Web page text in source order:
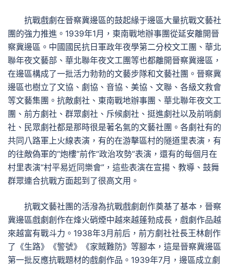
抗戰戲劇在晉察冀邊區的鼓起緣于邊區大量抗戰文藝社
團的強力推進。1939年1月，東南戰地辦事團從延安離開晉
察冀邊區。中國國民抗日軍政年夜學第二分校文工團、華北
聯年夜文藝部、華北聯年夜文工團等也都離開晉察冀邊區，
在邊區構成了一批活力勃勃的文藝步隊和文藝社團。晉察冀
邊區也樹立了文協、劇協、音協、美協、文聯、各級文救會
等文藝集團。抗敵劇社、東南戰地辦事團、華北聯年夜文工
團、前方劇社、群眾劇社、斥候劇社、挺進劇社以及前哨劇
社、民眾劇社都是那時很是著名氣的文藝社團。各劇社有的
共同八路軍上火線表演，有的在游擊區村的隧道里表演，有
的往敵偽軍的“炮樓”前作“政治攻勢”表演，還有的每個月在
村里表演“村平易近同樂會”，這些表演在宣揚、教導、鼓舞
群眾連合抗戰方面起到了很高文用。
抗戰文藝社團的活潑為抗戰戲劇創作奠基了基本，晉察
冀邊區戲劇創作在烽火硝煙中越來越蓬勃成長，戲劇作品越
來越富有戰斗力。1938年3月前后，前方劇社社長王林創作
了《生路》《警號》《家賊難防》等腳本，這是晉察冀邊區
第一批反應抗戰題材的戲劇作品。1939年7月，邊區成立劇